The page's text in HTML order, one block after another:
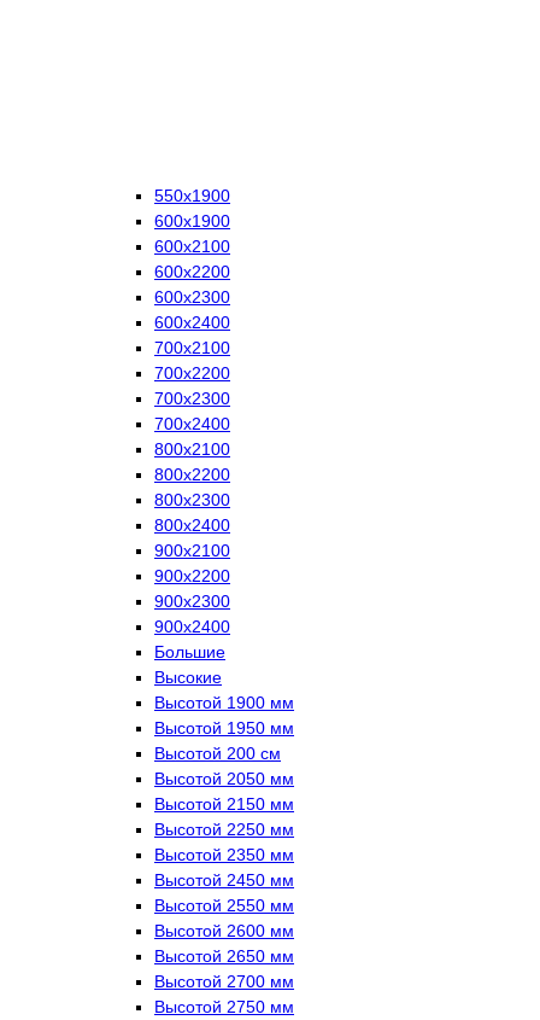
550х1900
600х1900
600х2100
600х2200
600х2300
600х2400
700х2100
700х2200
700х2300
700х2400
800х2100
800х2200
800х2300
800х2400
900х2100
900х2200
900х2300
900х2400
Большие
Высокие
Высотой 1900 мм
Высотой 1950 мм
Высотой 200 см
Высотой 2050 мм
Высотой 2150 мм
Высотой 2250 мм
Высотой 2350 мм
Высотой 2450 мм
Высотой 2550 мм
Высотой 2600 мм
Высотой 2650 мм
Высотой 2700 мм
Высотой 2750 мм